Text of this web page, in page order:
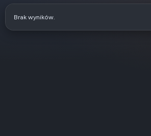
Brak wyników.